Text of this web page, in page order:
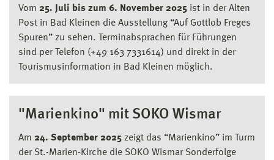
Vom 25. Juli bis zum 6. November 2025 ist in der Alten
Post in Bad Kleinen die Ausstellung “Auf Gottlob Freges
Spuren” zu sehen. Terminabsprachen für Führungen
sind per Telefon (+49 163 7331614) und direkt in der
Tourismusinformation in Bad Kleinen möglich.
"Marienkino" mit SOKO Wismar
Am 24. September 2025 zeigt das “Marienkino” im Turm
der St.-Marien-Kirche die SOKO Wismar Sonderfolge